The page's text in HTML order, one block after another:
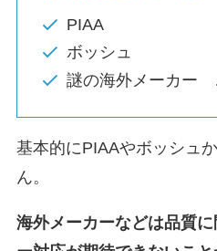
PIAA
ボッシュ
謎の海外メーカー
基本的にPIAAやボッシュ
ん。
海外メーカーなどは品質